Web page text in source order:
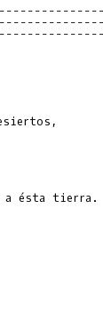
a ésta tierra.